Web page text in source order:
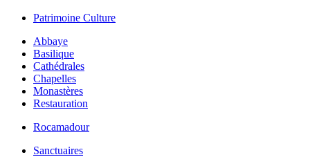
Patrimoine Culture
Abbaye
Basilique
Cathédrales
Chapelles
Monastères
Restauration
Rocamadour
Sanctuaires